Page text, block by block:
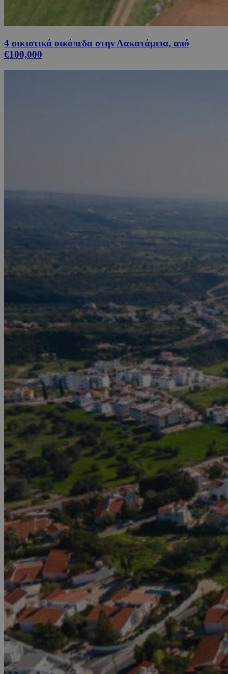
4 οικιστικά οικόπεδα στην Λακατάμεια, από
€100,000